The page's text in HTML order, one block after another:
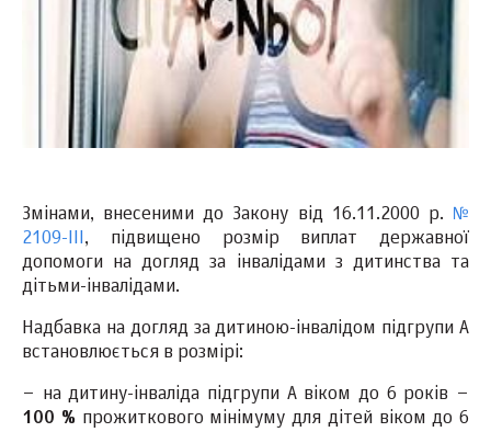
Змінами, внесеними до Закону від 16.11.2000 р. №
2109-III, підвищено розмір виплат державної
допомоги на догляд за інвалідами з дитинства та
дітьми-інвалідами.
Надбавка на догляд за дитиною-інвалідом підгрупи А
встановлюється в розмірі:
– на дитину-інваліда підгрупи А віком до 6 років –
100 %прожиткового мінімуму для дітей віком до 6